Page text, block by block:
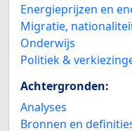
Energieprijzen en
Migratie,
Onderwijs
Politiek &
Achtergronden:
Analyses
Bronnen en